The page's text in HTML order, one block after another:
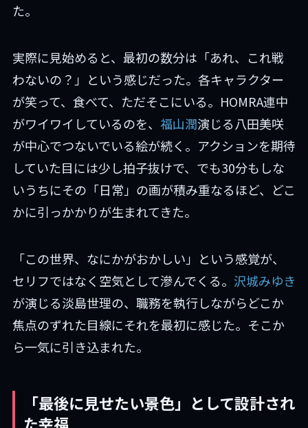
た。
実際に見始めると、最初の数分は「あれ、これ戦
わないの？」という感じだった。各キャラクター
が笑って、食べて、ただそこにいる。HOMRA連中
がワイワイしているのを、 福山潤演じる八田美咲
が中心でつないでいる絵が続く。アクションを期待
していた目には少し拍子抜けで、でも30分もしな
いうちにその「日常」の画が積み重なるほど、どこ
かに引っかかりが生まれてきた。
「この世界、なにかがおかしい」という感覚が、
セリフではなく空気として滲んでくる。 沢城みゆき
が演じる淡島世理の、職務を執行しながらどこか
焦点のずれた目線にそれを最初に感じた。そこか
ら一気に引き込まれた。
「最後に見せたい景色」として設計され
た幸福